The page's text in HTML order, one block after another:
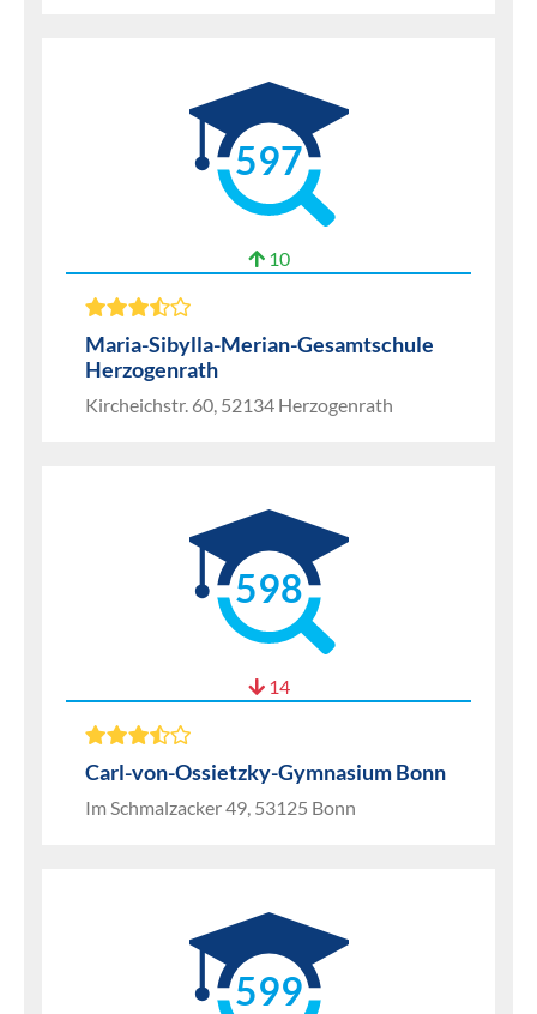
597
10
Maria-Sibylla-Merian-Gesamtschule
Herzogenrath
Kircheichstr. 60, 52134 Herzogenrath
598
14
Carl-von-Ossietzky-Gymnasium Bonn
Im Schmalzacker 49, 53125 Bonn
599